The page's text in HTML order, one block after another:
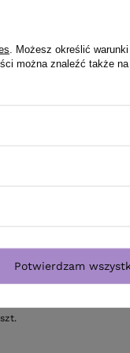
N°103
szt.
. Możesz określić
można znaleźć także
Potwierdzam